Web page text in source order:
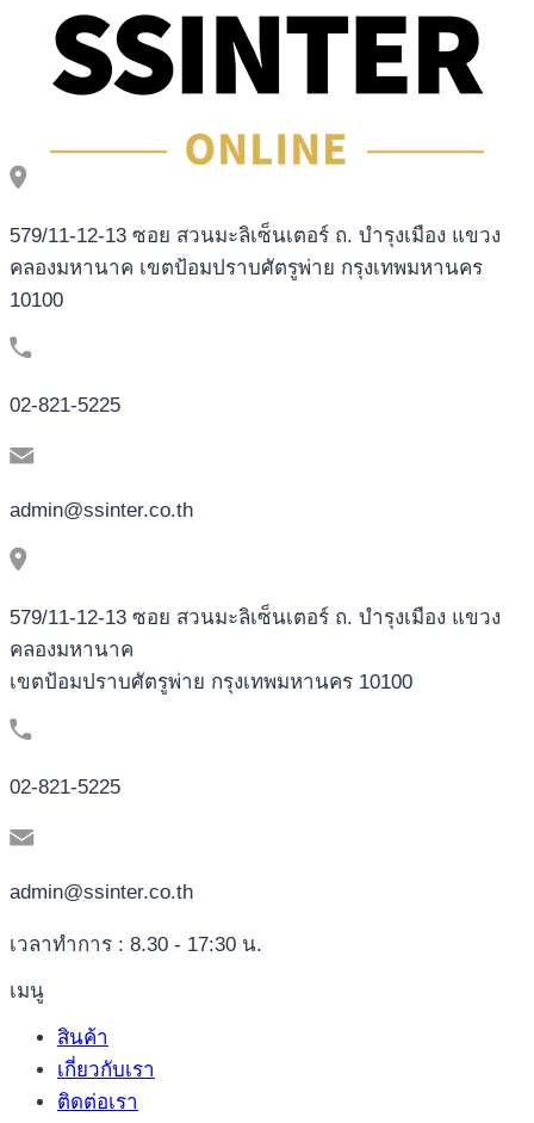
579/11-12-13 ซอย สวนมะลิเซ็นเตอร์ ถ. บำรุงเมือง แขวง
คลองมหานาค เขตป้อมปราบศัตรูพ่าย กรุงเทพมหานคร
10100
02-821-5225
admin@ssinter.co.th
579/11-12-13 ซอย สวนมะลิเซ็นเตอร์ ถ. บำรุงเมือง แขวง
คลองมหานาค
เขตป้อมปราบศัตรูพ่าย กรุงเทพมหานคร 10100
02-821-5225
admin@ssinter.co.th
เวลาทำการ : 8.30 - 17:30 น.
เมนู
สินค้า
เกี่ยวกับเรา
ติดต่อเรา